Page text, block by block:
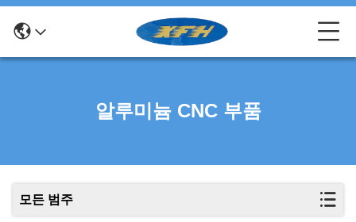
알루미늄 CNC 부품
모든 범주